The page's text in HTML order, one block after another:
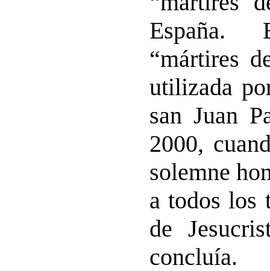
España.
“mártires
utilizada
san Juan
2000,
solemne
a todos los
de
concluía.